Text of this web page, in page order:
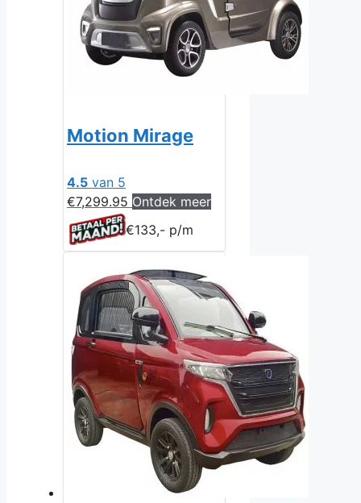
Motion Mirage
4.5 van 5
€7,299.95 Ontdek meer
€133,- p/m